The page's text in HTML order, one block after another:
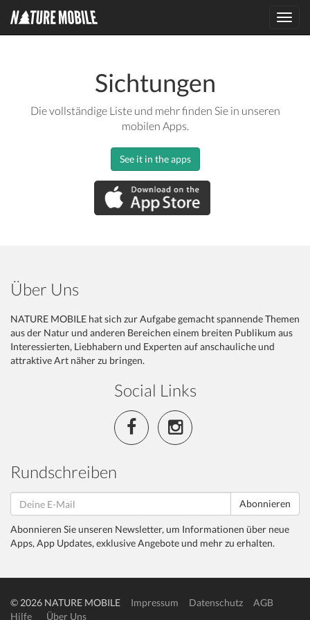
Sichtungen
Die vollständige Liste und mehr finden Sie in unseren
mobilen Apps.
See it in the apps
Über Uns
NATURE MOBILE hat sich zur Aufgabe gemacht spannende Themen
aus der Natur und anderen Bereichen einem breiten Publikum aus
Interessierten, Liebhabern und Experten auf anschauliche und
attraktive Art näher zu bringen.
Social Links
Rundschreiben
Abonnieren
Abonnieren Sie unseren Newsletter, um Informationen über neue
Apps, App Updates, exklusive Angebote und mehr zu erhalten.
© 2026 NATURE MOBILE Impressum Datenschutz
AGB
Hilfe
Über Uns